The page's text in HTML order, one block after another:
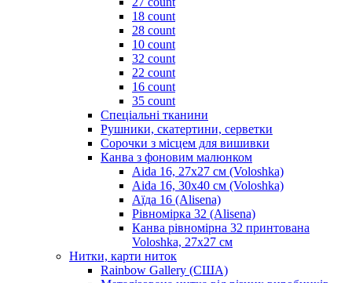
18 count
28 count
10 count
32 count
22 count
16 count
35 count
Спеціальні тканини
Рушники, скатертини, серветки
Сорочки з місцем для вишивки
Канва з фоновим малюнком
Aida 16, 27х27 см (Voloshka)
Aida 16, 30х40 см (Voloshka)
Аїда 16 (Alisena)
Рівномірка 32 (Alisena)
Канва рівномірна 32 принтована
Voloshka, 27х27 см
Нитки, карти ниток
Rainbow Gallery (США)